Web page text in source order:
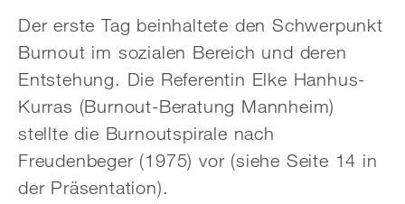
Der erste Tag beinhaltete den Schwerpunkt
Burnout im sozialen Bereich und deren
Entstehung. Die Referentin Elke Hanhus-
Kurras (Burnout-Beratung Mannheim)
stellte die Burnoutspirale nach
Freudenbeger (1975) vor (siehe Seite 14 in
der Präsentation).